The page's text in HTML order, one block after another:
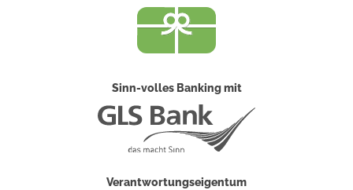
Sinn-volles Banking mit
Verantwortungseigentum